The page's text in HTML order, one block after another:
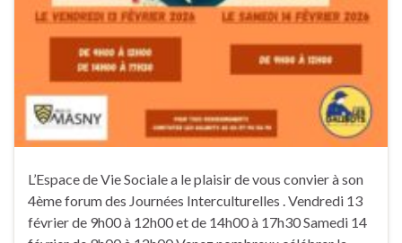
L’Espace de Vie Sociale a le plaisir de vous convier à son
4ème forum des Journées Interculturelles . Vendredi 13
février de 9h00 à 12h00 et de 14h00 à 17h30 Samedi 14